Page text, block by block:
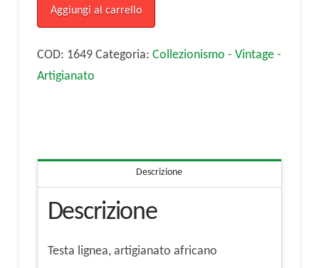
artigianato
africano
quantità
Aggiungi al carrello
COD: 1649 Categoria: Collezionismo - Vintage -
Artigianato
Descrizione
Descrizione
Testa lignea, artigianato africano